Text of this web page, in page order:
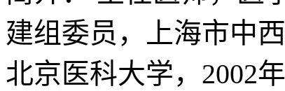
建组委员，上海市中
北京医科大学，2002